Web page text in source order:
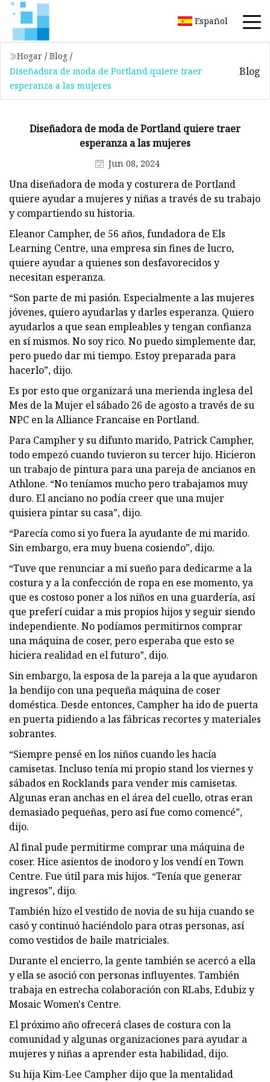
Español
Hogar / Blog /
Diseñadora de moda de Portland quiere traer
esperanza a las mujeres
Blog
Diseñadora de moda de Portland quiere traer
esperanza a las mujeres
Jun 08, 2024
Una diseñadora de moda y costurera de Portland
quiere ayudar a mujeres y niñas a través de su trabajo
y compartiendo su historia.
Eleanor Campher, de 56 años, fundadora de Els
Learning Centre, una empresa sin fines de lucro,
quiere ayudar a quienes son desfavorecidos y
necesitan esperanza.
“Son parte de mi pasión. Especialmente a las mujeres
jóvenes, quiero ayudarlas y darles esperanza. Quiero
ayudarlos a que sean empleables y tengan confianza
en sí mismos. No soy rico. No puedo simplemente dar,
pero puedo dar mi tiempo. Estoy preparada para
hacerlo”, dijo.
Es por esto que organizará una merienda inglesa del
Mes de la Mujer el sábado 26 de agosto a través de su
NPC en la Alliance Francaise en Portland.
Para Campher y su difunto marido, Patrick Campher,
todo empezó cuando tuvieron su tercer hijo. Hicieron
un trabajo de pintura para una pareja de ancianos en
Athlone. “No teníamos mucho pero trabajamos muy
duro. El anciano no podía creer que una mujer
quisiera pintar su casa”, dijo.
“Parecía como si yo fuera la ayudante de mi marido.
Sin embargo, era muy buena cosiendo”, dijo.
“Tuve que renunciar a mi sueño para dedicarme a la
costura y a la confección de ropa en ese momento, ya
que es costoso poner a los niños en una guardería, así
que preferí cuidar a mis propios hijos y seguir siendo
independiente. No podíamos permitirnos comprar
una máquina de coser, pero esperaba que esto se
hiciera realidad en el futuro”, dijo.
Sin embargo, la esposa de la pareja a la que ayudaron
la bendijo con una pequeña máquina de coser
doméstica. Desde entonces, Campher ha ido de puerta
en puerta pidiendo a las fábricas recortes y materiales
sobrantes.
“Siempre pensé en los niños cuando les hacía
camisetas. Incluso tenía mi propio stand los viernes y
sábados en Rocklands para vender mis camisetas.
Algunas eran anchas en el área del cuello, otras eran
demasiado pequeñas, pero así fue como comencé”,
dijo.
Al final pude permitirme comprar una máquina de
coser. Hice asientos de inodoro y los vendí en Town
Centre. Fue útil para mis hijos. “Tenía que generar
ingresos”, dijo.
También hizo el vestido de novia de su hija cuando se
casó y continuó haciéndolo para otras personas, así
como vestidos de baile matriciales.
Durante el encierro, la gente también se acercó a ella
y ella se asoció con personas influyentes. También
trabaja en estrecha colaboración con RLabs, Edubiz y
Mosaic Women's Centre.
El próximo año ofrecerá clases de costura con la
comunidad y algunas organizaciones para ayudar a
mujeres y niñas a aprender esta habilidad, dijo.
Su hija Kim-Lee Campher dijo que la mentalidad